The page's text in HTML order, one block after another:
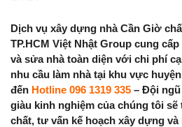
Dịch vụ xây dựng nhà Cần Giờ
TP.HCM Việt Nhật Group cung
và sửa nhà toàn diện với chi phí
nhu cầu làm nhà tại khu vực
đến Hotline 096 1319 335 – Đội
giàu kinh nghiệm của chúng tôi sẽ
chất, tư vấn kế hoạch xây dựng